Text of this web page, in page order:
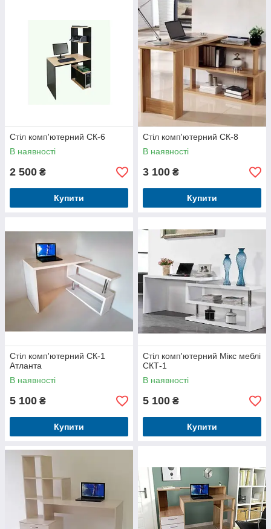
Стіл комп'ютерний СК-6
В наявності
2 500 ₴
Купити
Стіл комп'ютерний СК-8
В наявності
3 100 ₴
Купити
Стіл комп'ютерний СК-1
Атланта
В наявності
5 100 ₴
Купити
Стіл комп'ютерний Мікс меблі
СКТ-1
В наявності
5 100 ₴
Купити